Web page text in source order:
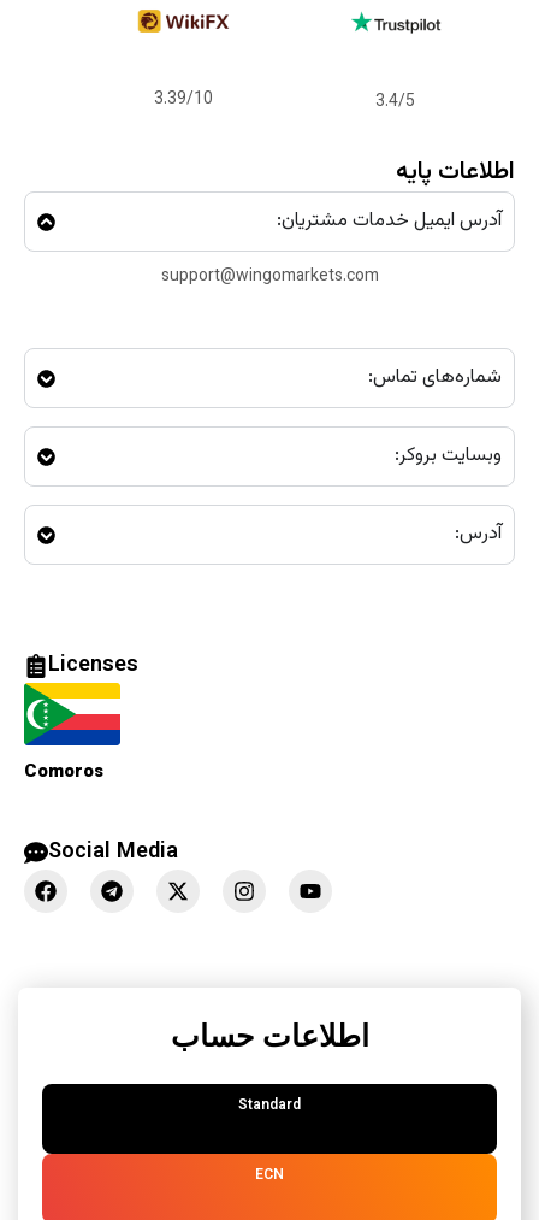
3.4/5
3.39/10
اطلاعات پایه
آدرس ایمیل خدمات مشتریان:
support@wingomarkets.com
شماره‌های تماس:
وبسایت بروکر:
آدرس:
Licenses
Comoros
Social Media
اطلاعات حساب
Standard
ECN